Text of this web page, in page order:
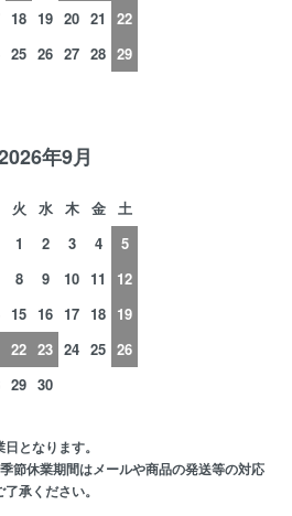
18 19 20 21
22
25 26 27 28 29
年9月
火 水 木 金
土
1
2 3 4
5
8 9 10 11
12
15 16 17 18 19
22 23 24 25 26
29 30
となります。
節休業期間はメールや商品の発送等の対応
承ください。